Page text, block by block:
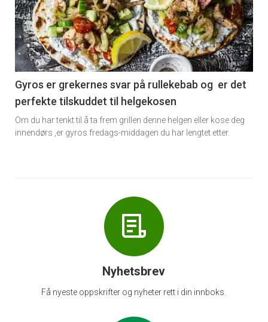
akkurat
nå
-
6
Gyros er grekernes svar på rullekebab og er det
perfekte tilskuddet til helgekosen
Om du har tenkt til å ta frem grillen denne helgen eller kose deg
innendørs ,er gyros fredags-middagen du har lengtet etter.
Nyhetsbrev
Få nyeste oppskrifter og nyheter rett i din innboks.